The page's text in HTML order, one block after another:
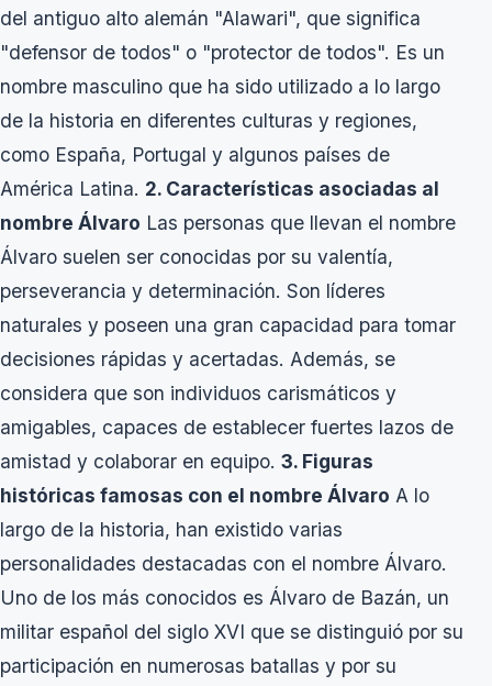
del antiguo alto alemán "Alawari", que significa
"defensor de todos" o "protector de todos". Es un
nombre masculino que ha sido utilizado a lo largo
de la historia en diferentes culturas y regiones,
como España, Portugal y algunos países de
América Latina. 2. Características asociadas al
nombre Álvaro Las personas que llevan el nombre
Álvaro suelen ser conocidas por su valentía,
perseverancia y determinación. Son líderes
naturales y poseen una gran capacidad para tomar
decisiones rápidas y acertadas. Además, se
considera que son individuos carismáticos y
amigables, capaces de establecer fuertes lazos de
amistad y colaborar en equipo. 3. Figuras
históricas famosas con el nombre Álvaro A lo
largo de la historia, han existido varias
personalidades destacadas con el nombre Álvaro.
Uno de los más conocidos es Álvaro de Bazán, un
militar español del siglo XVI que se distinguió por su
participación en numerosas batallas y por su